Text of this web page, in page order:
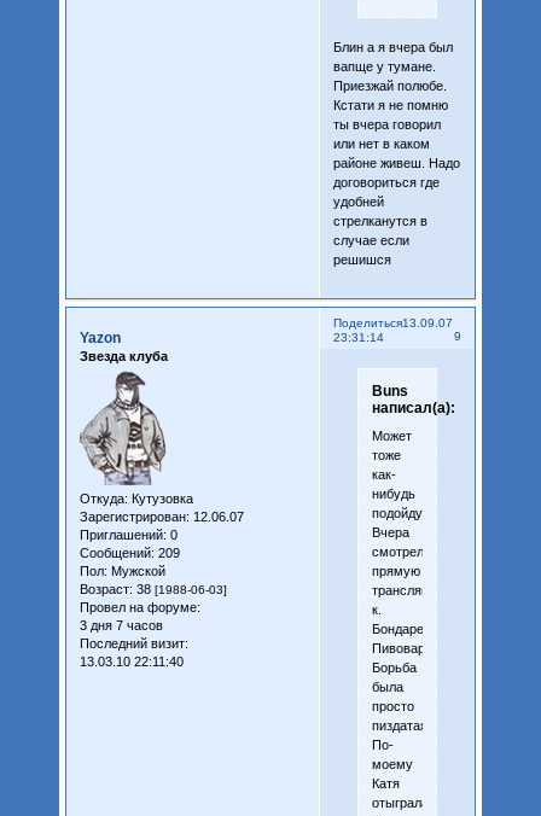
Блин а я вчера был
вапще у тумане.
Приезжай полюбе.
Кстати я не помню
ты вчера говорил
или нет в каком
районе живеш. Надо
договориться где
удобней
стрелканутся в
случае если
решишся
Поделиться
9
13.09.07
23:31:14
Yazon
Звезда клуба
Откуда: Кутузовка
Зарегистрирован: 12.06.07
Приглашений: 0
Сообщений: 209
Пол: Мужской
Возраст: 38 [1988-06-03]
Провел на форуме:
3 дня 7 часов
Последний визит:
13.03.10 22:11:40
Buns
написал(а):
Может
тоже
как-
нибудь
подойду.
Вчера
смотрел
прямую
трансляцию
к.
Бондаренко-
Пивоварова.
Борьба
была
просто
пиздатая.
По-
моему
Катя
отыграла